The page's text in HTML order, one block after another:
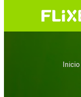
Inicio